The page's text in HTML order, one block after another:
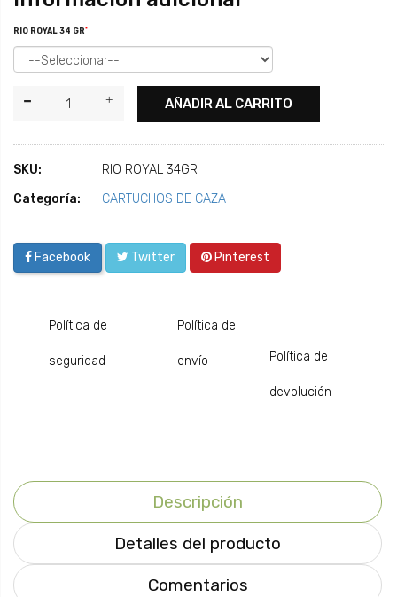
RIO ROYAL 34 GR*
AÑADIR AL CARRITO
SKU:
RIO ROYAL 34GR
Categoría:
CARTUCHOS DE CAZA
Facebook Twitter Pinterest
Política de
seguridad
Política de
envío Política de
devolución
Descripción
Detalles del producto
Comentarios